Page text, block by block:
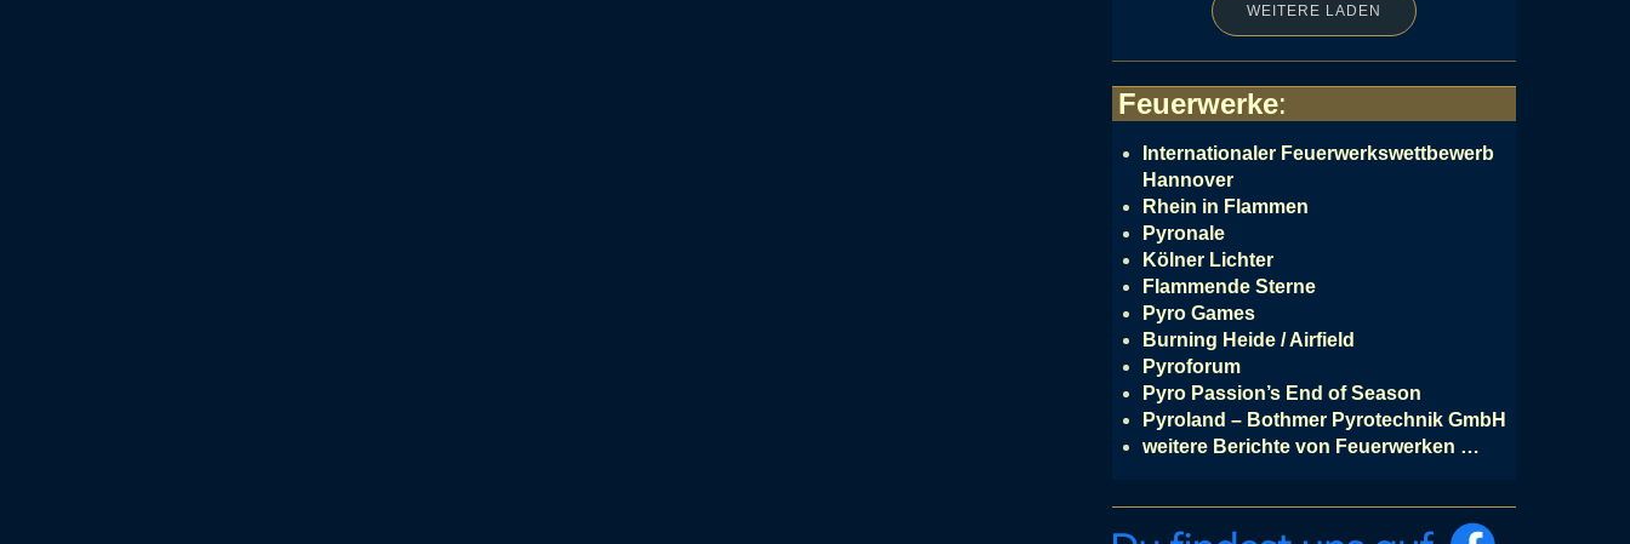
WEITERE LADEN
Feuerwerke:
Internationaler Feuerwerkswettbewerb
Hannover
Rhein in Flammen
Pyronale
Kölner Lichter
Flammende Sterne
Pyro Games
Burning Heide / Airfield
Pyroforum
Pyro Passion’s End of Season
Pyroland – Bothmer Pyrotechnik GmbH
weitere Berichte von Feuerwerken …